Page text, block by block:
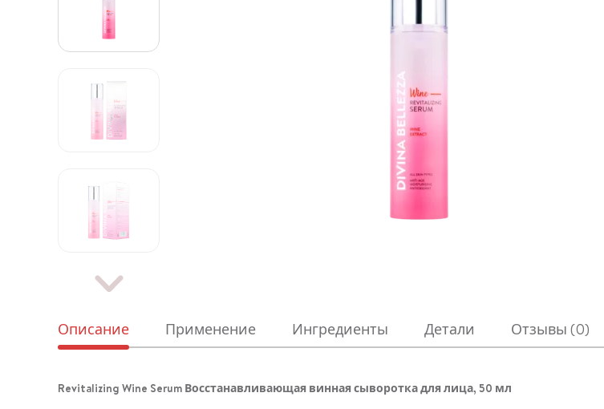
Описание Применение Ингредиенты Детали Отзывы (0)
Revitalizing Wine Serum Восстанавливающая винная сыворотка для лица, 50 мл